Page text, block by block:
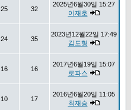
25 32
2025년6월30일 15:27
이재호
24 35
2023년12월22일 17:49
김도형
16 16
2017년6월19일 15:07
로파스
10 17
2016년6월20일 11:05
최재승